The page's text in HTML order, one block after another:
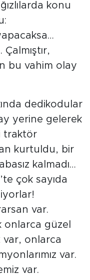
konu
bu vahim olay
dedikodular
yerine gelerek
traktör
kurtuldu, bir
kalmadı…
çok sayıda
var.
onlarca güzel
var, onlarca
var.
var.